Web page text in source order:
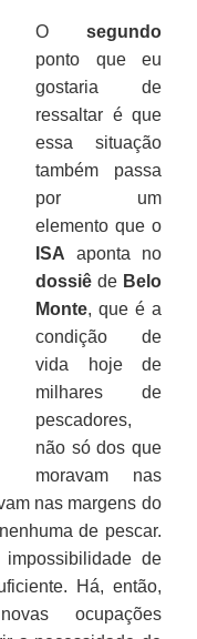
O segundo
ponto que eu
gostaria de
ressaltar é que
essa situação
também passa
por um
elemento que o
ISA aponta no
dossiê de Belo
Monte, que é a
condição de
vida hoje de
milhares de
pescadores,
não só dos que
moravam nas
nas margens do
de pescar.
de
Há, então,
ocupações